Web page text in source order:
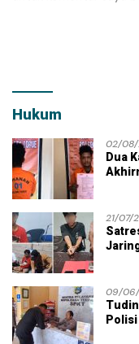
Hukum
02/
Dua
21/07/
09/